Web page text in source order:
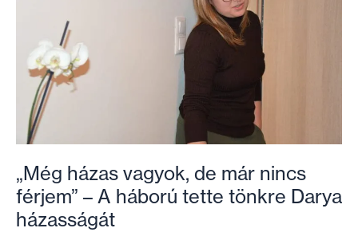
lábán
látogatott
haza
„Még házas vagyok, de már nincs
férjem” – A háború tette tönkre Darya
házasságát